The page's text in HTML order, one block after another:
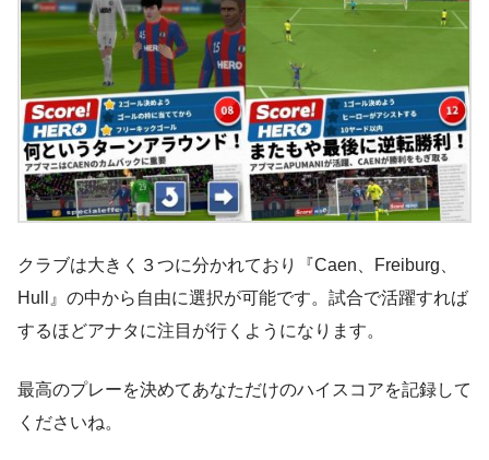
クラブは大きく３つに分かれており『Caen、Freiburg、
Hull』の中から自由に選択が可能です。試合で活躍すれば
するほどアナタに注目が行くようになります。
最高のプレーを決めてあなただけのハイスコアを記録して
くださいね。